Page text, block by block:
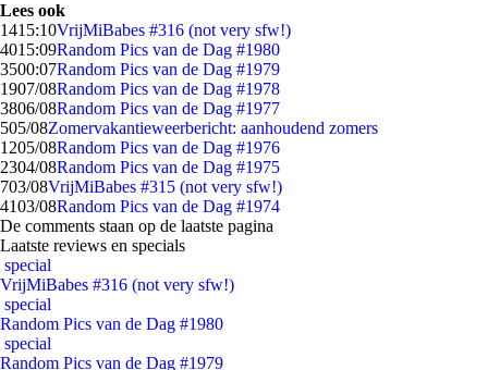
Lees ook
1415:10VrijMiBabes #316 (not very sfw!)
4015:09Random Pics van de Dag #1980
3500:07Random Pics van de Dag #1979
1907/08Random Pics van de Dag #1978
3806/08Random Pics van de Dag #1977
505/08Zomervakantieweerbericht: aanhoudend zomers
1205/08Random Pics van de Dag #1976
2304/08Random Pics van de Dag #1975
703/08VrijMiBabes #315 (not very sfw!)
4103/08Random Pics van de Dag #1974
De comments staan op de laatste pagina
Laatste reviews en specials
special
VrijMiBabes #316 (not very sfw!)
special
Random Pics van de Dag #1980
special
Random Pics van de Dag #1979